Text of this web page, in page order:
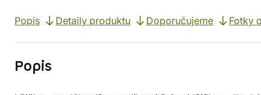
Popis Detaily produktu Doporučujeme Fotky
Popis